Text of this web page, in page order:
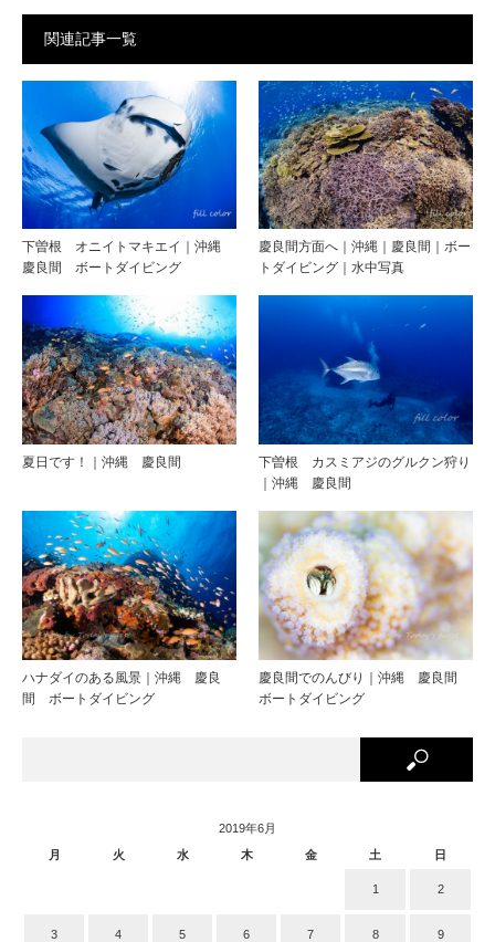
関連記事一覧
下曽根 オニイトマキエイ｜沖縄
慶良間 ボートダイビング
慶良間方面へ｜沖縄｜慶良間｜ボー
トダイビング｜水中写真
夏日です！｜沖縄 慶良間
下曽根 カスミアジのグルクン狩り
｜沖縄 慶良間
ハナダイのある風景｜沖縄 慶良
間 ボートダイビング
慶良間でのんびり｜沖縄 慶良間
ボートダイビング
2019年6月
月
火 水 木 金 土 日
1 2
3 4 5 6 7 8 9